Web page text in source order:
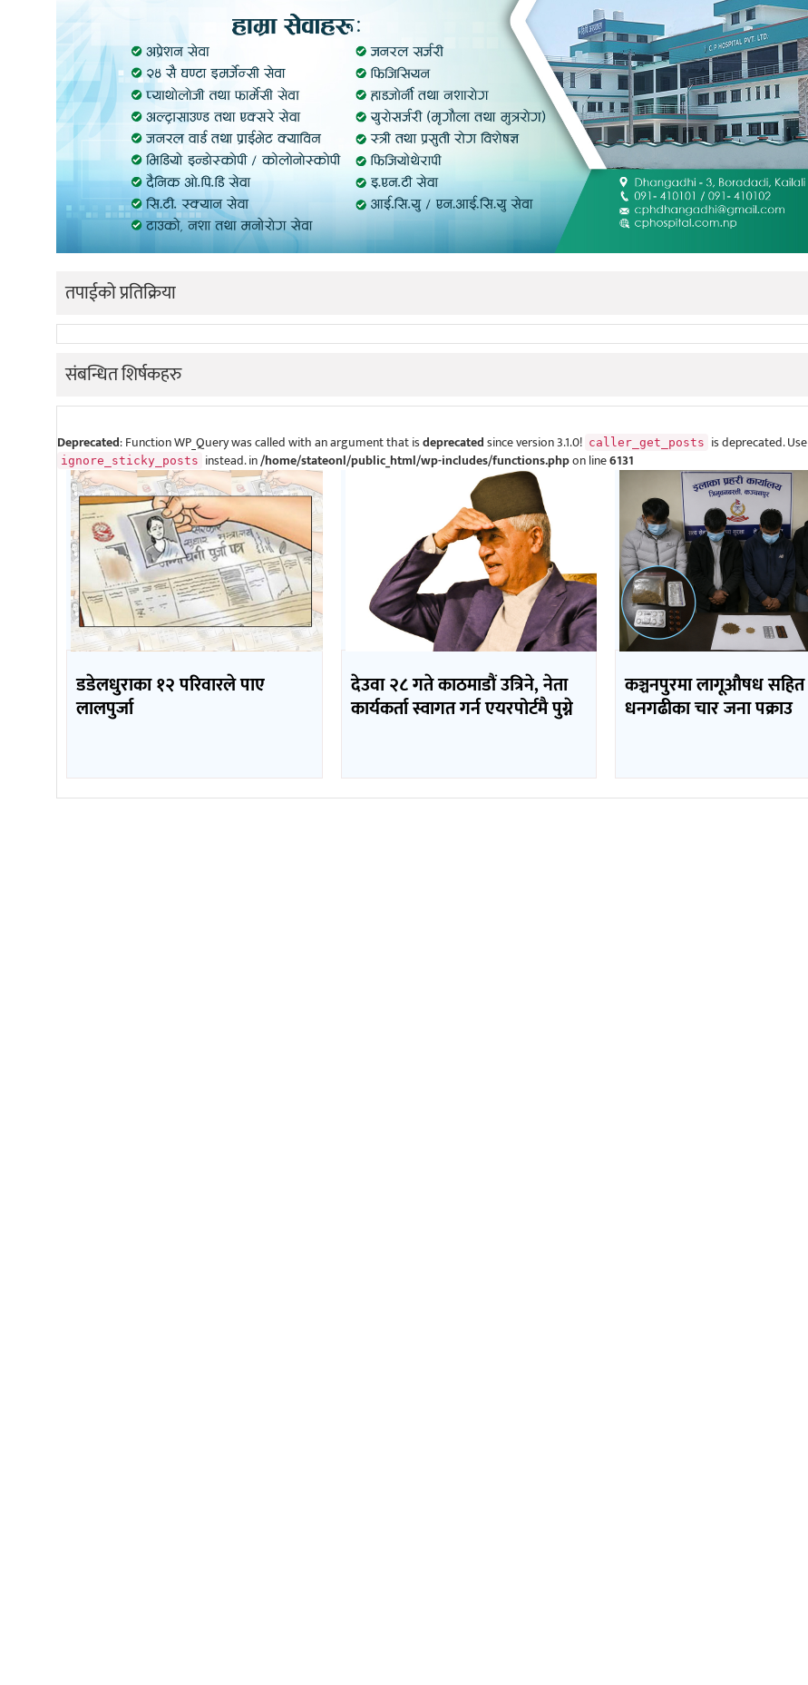
तपाईको प्रतिक्रिया
संबन्धित शिर्षकहरु
Deprecated: Function WP_Query was called with an argument that isdeprecatedsince version 3.1.0! caller_get_posts is deprecated. Use
ignore_sticky_posts instead. in/home/stateonl/public_html/wp-includes/functions.phpon line6131
डडेलधुराका १२ परिवारले पाए
लालपुर्जा
देउवा २८ गते काठमाडौं उत्रिने, नेता
कार्यकर्ता स्वागत गर्न एयरपोर्टमै पुग्ने
कञ्चनपुरमा लागूऔषध सहित
धनगढीका चार जना पक्राउ